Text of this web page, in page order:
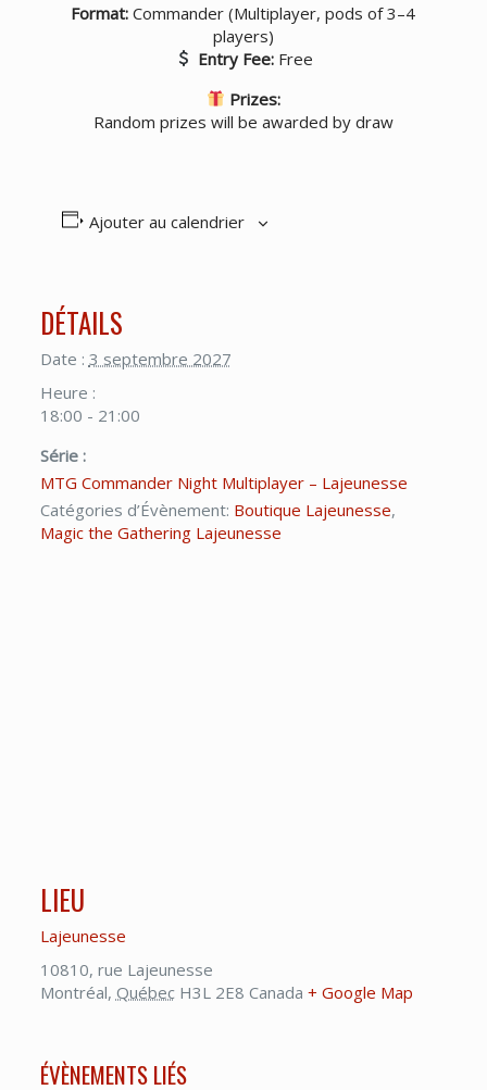
Format: Commander (Multiplayer, pods of 3–4
players)
Entry Fee:Free
Prizes:
Random prizes will be awarded by draw
Ajouter au calendrier
DÉTAILS
Date : 3 septembre 2027
Heure :
18:00 - 21:00
Série :
MTG Commander Night Multiplayer – Lajeunesse
Catégories d’Évènement: Boutique Lajeunesse,
Magic the Gathering Lajeunesse
LIEU
Lajeunesse
10810, rue Lajeunesse
Montréal, Québec H3L 2E8 Canada + Google Map
ÉVÈNEMENTS LIÉS